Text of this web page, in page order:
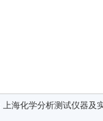
上海化学分析测试仪器及